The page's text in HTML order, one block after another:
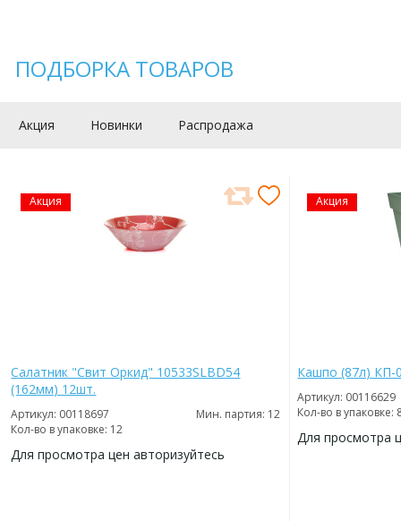
ПОДБОРКА ТОВАРОВ
Акция Новинки Распродажа
Акция
Салатник "Свит Оркид" 10533SLBD54
(162мм) 12шт.
Артикул: 00118697
Мин. партия: 12
Кол-во в упаковке: 12
Для просмотра цен авторизуйтесь
Акция
Кашпо (87л) КП-
Артикул: 00116629
Кол-во в упаковке:
Для просмотра